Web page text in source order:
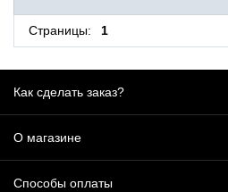
Страницы: 1
Как сделать заказ?
О магазине
Способы оплаты